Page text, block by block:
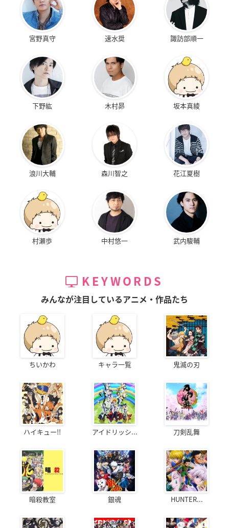
プレバンで購入
NARUTO × サンリオキャラクターズ パーカー
全4種
価格：9,350円(税込)
発売日：2022年07月
宮野真守 速水奨 諏訪部順一
下野紘 木村昴 坂本真綾
浪川大輔 森川智之 花江夏樹
村瀬歩 中村悠一 武内駿輔
KEYWORDS
みんなが注目しているアニメ・作品たち
ちいかわ キャラ一覧 鬼滅の刃
ハイキュー!! アイドリッシ... 刀剣乱舞
暗殺教室 銀魂 HUNTER...